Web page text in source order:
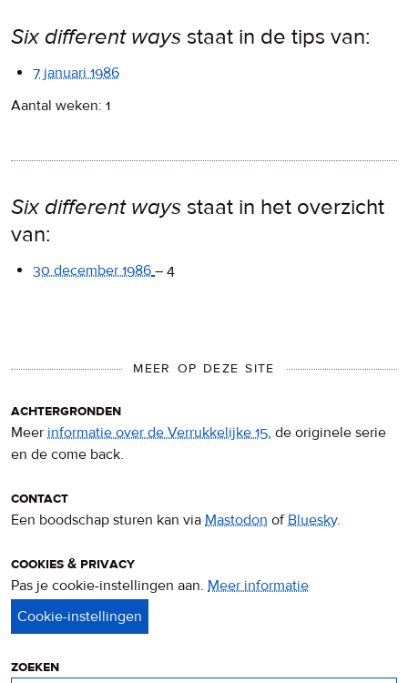
Six different ways staat in de tips van:
7 januari 1986
Aantal weken: 1
Six different ways staat in het overzicht
van:
30 december 1986 – 4
MEER OP DEZE SITE
achtergronden
Meer informatie over de Verrukkelijke 15, de originele serie
en de come back.
contact
Een boodschap sturen kan via Mastodon ofBluesky.
cookies & privacy
Pas je cookie-instellingen aan. Meer informatie
zoeken